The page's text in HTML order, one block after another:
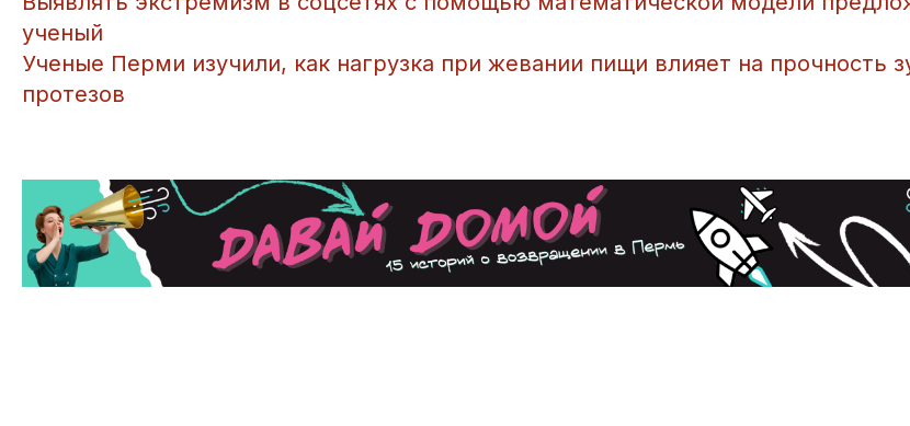
ученый
Ученые Перми изучили, как нагрузка при жевании пищи влияет на прочность
протезов